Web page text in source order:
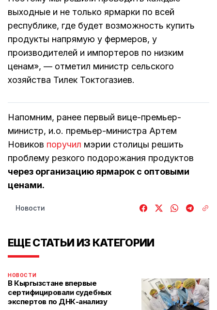
выходные и не только ярмарки по всей
республике, где будет возможность купить
продукты напрямую у фермеров, у
производителей и импортеров по низким
ценам», — отметил министр сельского
хозяйства Тилек Токтогазиев.
Напомним, ранее первый вице-премьер-
министр, и.о. премьер-министра Артем
Новиков поручил мэрии столицы решить
проблему резкого подорожания продуктов
через организацию ярмарок с оптовыми
ценами.
Новости
ЕЩЕ СТАТЬИ ИЗ КАТЕГОРИИ
НОВОСТИ
В Кыргызстане впервые
сертифицировали судебных
экспертов по ДНК-анализу